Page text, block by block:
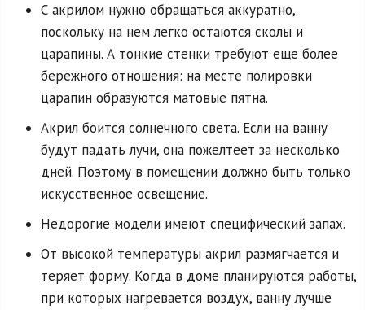
С акрилом нужно обращаться аккуратно,
поскольку на нем легко остаются сколы и
царапины. А тонкие стенки требуют еще более
бережного отношения: на месте полировки
царапин образуются матовые пятна.
Акрил боится солнечного света. Если на ванну
будут падать лучи, она пожелтеет за несколько
дней. Поэтому в помещении должно быть только
искусственное освещение.
Недорогие модели имеют специфический запах.
От высокой температуры акрил размягчается и
теряет форму. Когда в доме планируются работы,
при которых нагревается воздух, ванну лучше